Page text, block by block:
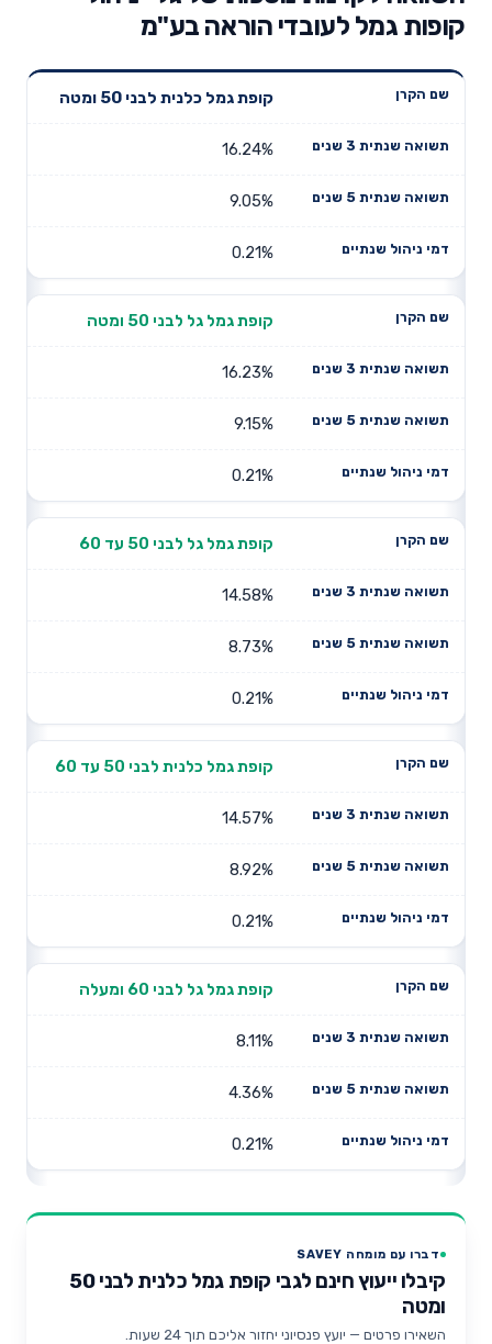
קופות גמל לעובדי הוראה בע"מ
שנים
תשואה
דמי ניהול
קופת גמל כלנית לבני 50 ומטה
16.24%
9.05%
0.21%
קופת גמל גל לבני 50 ומטה
16.23%
9.15%
0.21%
קופת גמל גל לבני 50 עד 60
14.58%
8.73%
0.21%
קופת גמל כלנית לבני 50 עד 60
14.57%
8.92%
0.21%
קופת גמל גל לבני 60 ומעלה
8.11%
4.36%
0.21%
דברו עם מומחה SAVEY
קיבלו ייעוץ חינם לגבי קופת גמל כלנית לבני 50
ומטה
השאירו פרטים — יועץ פנסיוני יחזור אליכם תוך 24 שעות.